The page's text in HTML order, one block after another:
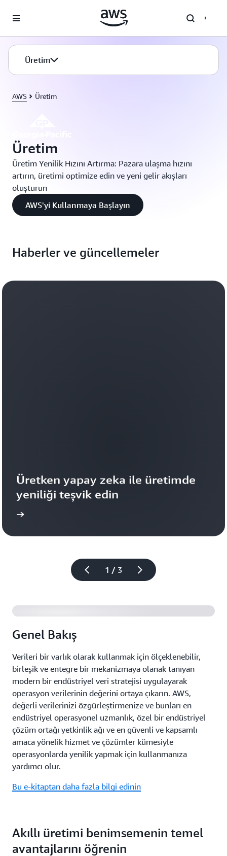
Üretim
AWS Üretim
Üretim
Üretim Yenilik Hızını Artırma: Pazara ulaşma hızını
artırın, üretimi optimize edin ve yeni gelir akışları
oluşturun
AWS'yi Kullanmaya Başlayın
Haberler ve güncellemeler
1 / 3
Üretken yapay zeka ile üretimde
yeniliği teşvik edin
Daha fazla bilgi
Genel Bakış
Verileri bir varlık olarak kullanmak için ölçeklenebilir,
birleşik ve entegre bir mekanizmaya olanak tanıyan
modern bir endüstriyel veri stratejisi uygulayarak
operasyon verilerinin değerini ortaya çıkarın. AWS,
değerli verilerinizi özgürleştirmenize ve bunları en
endüstriyel operasyonel uzmanlık, özel bir endüstriyel
çözüm ortağı yetkinlik ağı ve en güvenli ve kapsamlı
amaca yönelik hizmet ve çözümler kümesiyle
operasyonlarda yenilik yapmak için kullanmanıza
yardımcı olur.
Bu e-kitaptan daha fazla bilgi edinin
Akıllı üretimi benimsemenin temel
avantajlarını öğrenin